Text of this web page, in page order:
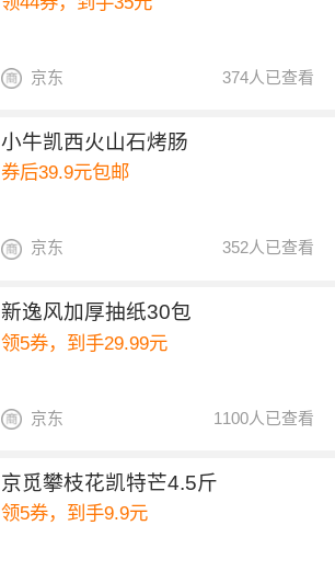
374人已查看
京东
小牛凯西火山石烤肠
券后39.9元包邮
352人已查看
京东
新逸风加厚抽纸30包
领5券，到手29.99元
1100人已查看
京东
京觅攀枝花凯特芒4.5斤
领5券，到手9.9元